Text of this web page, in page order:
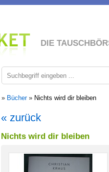
DIE
» Bücher» Nichts wird dir bleiben
« zurück
Nichts wird dir bleiben